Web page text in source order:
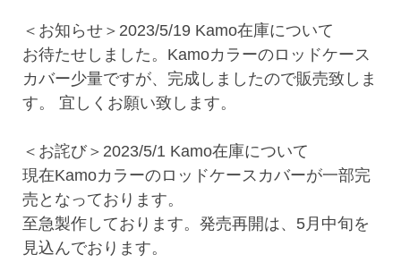
＜お知らせ＞2023/5/19 Kamo在庫について
お待たせしました。Kamoカラーのロッドケース
カバー少量ですが、完成しましたので販売致しま
す。 宜しくお願い致します。
＜お詫び＞2023/5/1 Kamo在庫について
現在Kamoカラーのロッドケースカバーが一部完
売となっております。
至急製作しております。発売再開は、5月中旬を
見込んでおります。